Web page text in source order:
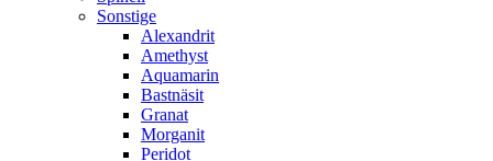
Sonstige
Alexandrit
Amethyst
Aquamarin
Bastnäsit
Granat
Morganit
Peridot